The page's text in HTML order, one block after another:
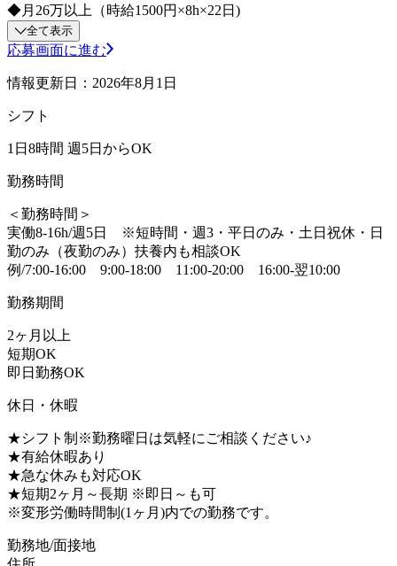
◆月26万以上（時給1500円×8h×22日)
全て表示
応募画面に進む
情報更新日：2026年8月1日
シフト
1日8時間 週5日からOK
勤務時間
＜勤務時間＞
実働8-16h/週5日 ※短時間・週3・平日のみ・土日祝休・日
勤のみ（夜勤のみ）扶養内も相談OK
例/7:00-16:00 9:00-18:00 11:00-20:00 16:00-翌10:00
勤務期間
2ヶ月以上
短期OK
即日勤務OK
休日・休暇
★シフト制※勤務曜日は気軽にご相談ください♪
★有給休暇あり
★急な休みも対応OK
★短期2ヶ月～長期 ※即日～も可
※変形労働時間制(1ヶ月)内での勤務です。
勤務地/面接地